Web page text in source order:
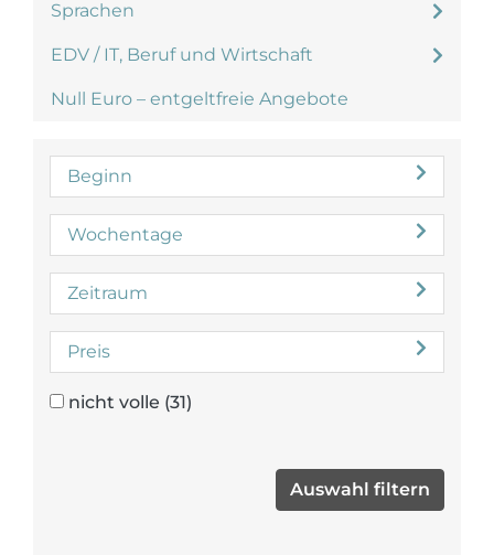
Sprachen
EDV / IT, Beruf und Wirtschaft
Null Euro – entgeltfreie Angebote
Beginn
Wochentage
Zeitraum
Preis
nicht volle (31)